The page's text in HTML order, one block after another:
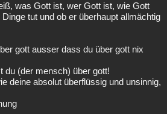
was Gott ist, wer Gott ist, wie Gott
tut und ob er überhaupt allmächtig
gott ausser dass du über gott nix
du (der mensch) über gott!
deine absolut überflüssig und unsinnig,